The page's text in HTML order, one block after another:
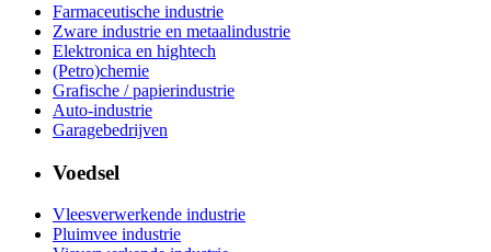
Farmaceutische industrie
Zware industrie en metaalindustrie
Elektronica en hightech
(Petro)chemie
Grafische / papierindustrie
Auto-industrie
Garagebedrijven
Voedsel
Vleesverwerkende industrie
Pluimvee industrie